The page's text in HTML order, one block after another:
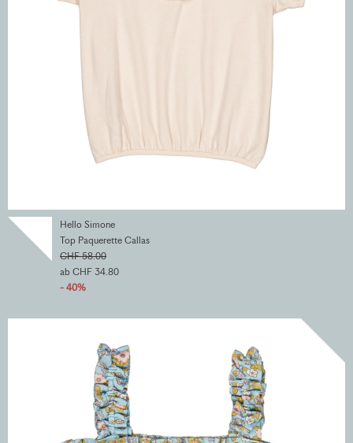
Hello Simone
Top Paquerette Callas
CHF 58.00
ab CHF 34.80
- 40%